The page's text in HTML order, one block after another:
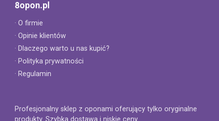
8opon.pl
· O firmie
· Opinie klientów
· Dlaczego warto u nas kupić?
· Polityka prywatności
· Regulamin
Profesjonalny sklep z oponami oferujący tylko oryginalne
produkty. Szybka dostawa i niskie ceny.